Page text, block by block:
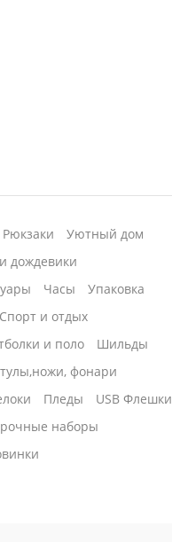
Уютный дом
дождевики
Часы
Упаковка
Спорт и отдых
и поло
Шильды
фонари
Пледы
USB Флешки
наборы